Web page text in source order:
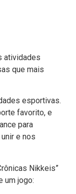
atividades
que mais
esportivas.
favorito, e
para
e nos
Nikkeis”
um jogo: